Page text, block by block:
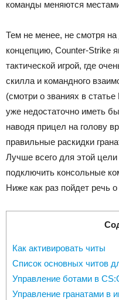
команды меняются
Тем не менее, не смотря
концепцию, Counter-Strike
тактической игрой, где
скилла и командного
(смотри о званиях в
уже недостаточно иметь
наводя прицел на голову
правильные раскидки
Лучше всего для этой цели
подключить консольные
Ниже как раз пойдет речь
Как активировать читы
Список основных читов
Управление ботами в
Управление гранатами в